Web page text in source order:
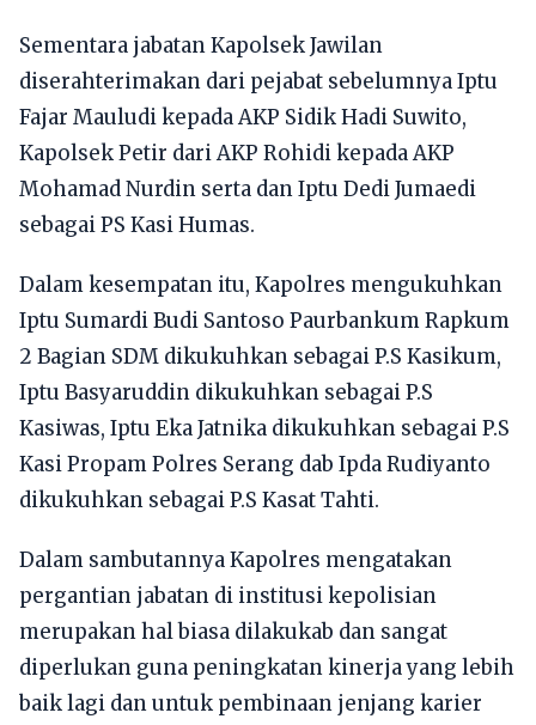
Sementara jabatan Kapolsek Jawilan
diserahterimakan dari pejabat sebelumnya Iptu
Fajar Mauludi kepada AKP Sidik Hadi Suwito,
Kapolsek Petir dari AKP Rohidi kepada AKP
Mohamad Nurdin serta dan Iptu Dedi Jumaedi
sebagai PS Kasi Humas.
Dalam kesempatan itu, Kapolres mengukuhkan
Iptu Sumardi Budi Santoso Paurbankum Rapkum
2 Bagian SDM dikukuhkan sebagai P.S Kasikum,
Iptu Basyaruddin dikukuhkan sebagai P.S
Kasiwas, Iptu Eka Jatnika dikukuhkan sebagai P.S
Kasi Propam Polres Serang dab Ipda Rudiyanto
dikukuhkan sebagai P.S Kasat Tahti.
Dalam sambutannya Kapolres mengatakan
pergantian jabatan di institusi kepolisian
merupakan hal biasa dilakukab dan sangat
diperlukan guna peningkatan kinerja yang lebih
baik lagi dan untuk pembinaan jenjang karier